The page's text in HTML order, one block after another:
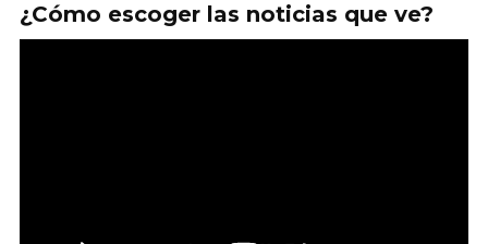
¿Cómo escoger las noticias que ve?